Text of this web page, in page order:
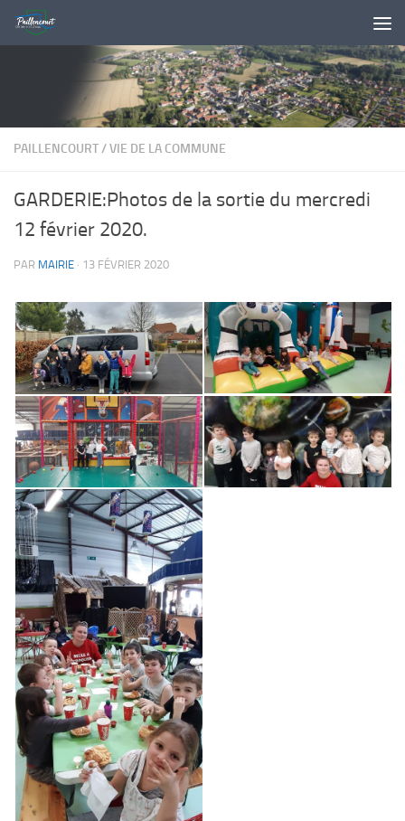
Skip to content
PAILLENCOURT/VIE DE LA COMMUNE
GARDERIE:Photos de la sortie du mercredi
12 février 2020.
PAR MAIRIE · 13 FÉVRIER 2020